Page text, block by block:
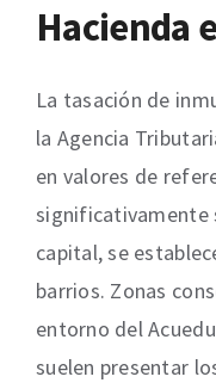
Hacienda
La tasación de
la Agencia
en valores de
significativamente
capital, se
barrios. Zonas
entorno del
suelen presentar